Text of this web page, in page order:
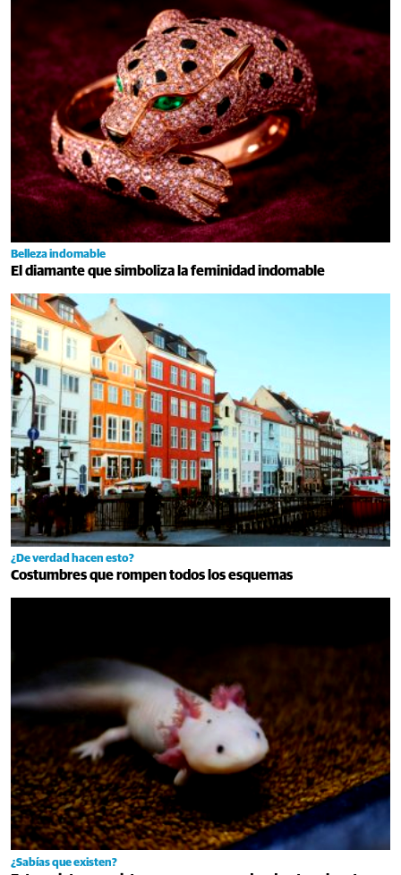
Belleza indomable
El diamante que simboliza la feminidad indomable
¿De verdad hacen esto?
Costumbres que rompen todos los esquemas
¿Sabías que existen?